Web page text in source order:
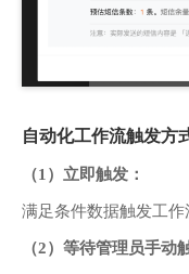
自动化工作流触发方
（1）立即触发：
满足条件数据触发工
（2）等待管理员手动